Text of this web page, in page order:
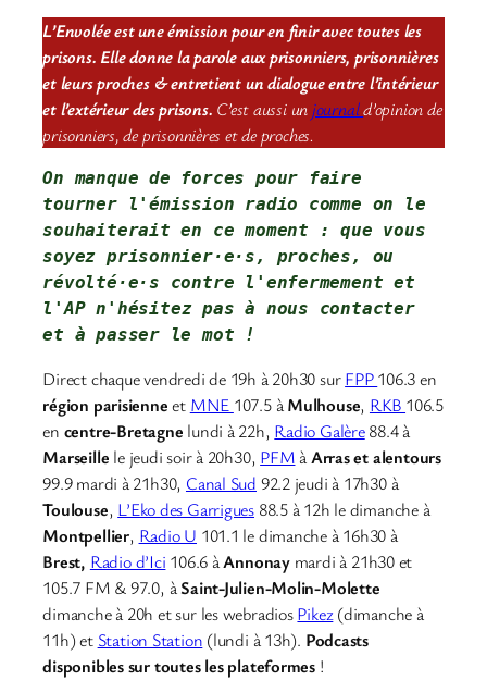
L’Envolée est une émission pour en finir avec toutes les
prisons. Elle donne la parole aux prisonniers, prisonnières
et leurs proches & entretient un dialogue entre l’intérieur
et l’extérieur des prisons. C’est aussi unjournald’opinion de
prisonniers, de prisonnières et de proches.
On manque de forces pour faire
tourner l'émission radio comme on le
souhaiterait en ce moment : que vous
soyez prisonnier·e·s, proches, ou
révolté·e·s contre l'enfermement et
l'AP n'hésitez pas à nous contacter
et à passer le mot !
Direct chaque vendredi de 19h à 20h30 surFPP106.3 en
région parisienneet MNE 107.5 àMulhouse, RKB 106.5
en centre-Bretagne lundi à 22h, Radio Galère88.4 à
Marseille le jeudi soir à 20h30, PFMàArras et alentours
99.9 mardi à 21h30, Canal Sud 92.2 jeudi à 17h30 à
Toulouse, L’Eko des Garrigues 88.5 à 12h le dimanche à
Montpellier, Radio U 101.1 le dimanche à 16h30 à
Brest, Radio d’Ici 106.6 àAnnonay mardi à 21h30 et
105.7 FM & 97.0, àSaint-Julien-Molin-Molette
dimanche à 20h et sur les webradiosPikez(dimanche à
11h) et Station Station (lundi à 13h). Podcasts
disponibles sur toutes les plateformes !